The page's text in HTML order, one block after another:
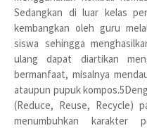
Sedangkan di luar kelas
kembangkan oleh guru
siswa sehingga
ulang dapat diartikan
bermanfaat, misalnya
ataupun pupuk
(Reduce, Reuse, Recycle)
menumbuhkan karakter